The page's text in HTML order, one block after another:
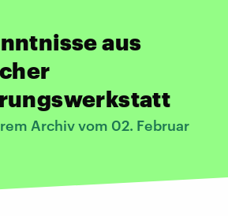
aus
Archiv vom 02. Februar